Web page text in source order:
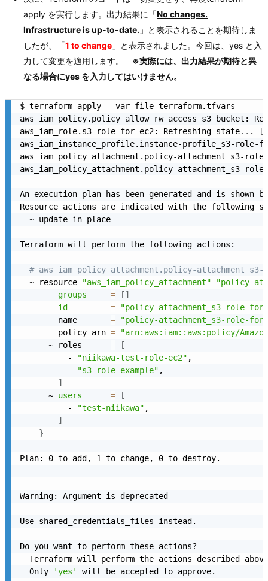
apply を実行します。出力結果に「No changes.
Infrastructure is up-to-date. 」と表示されることを期待しま
したが、「1 to change 」と表示されました。今回は、yes と入
力して変更を適用します。 ※実際には、出力結果が期待と異
なる場合にyes を入力してはいけません。
$ terraform apply --var-file=terraform.tfvars
aws_iam_policy.policy_allow_rw_access_s3_bucket:
aws_iam_role.s3-role-for-ec2: Refreshing state.. . [
aws_iam_instance_profile.instance-profile_s3-role-
aws_iam_policy_attachment.policy-attachment_s3-
aws_iam_policy_attachment.policy-attachment_s3-
An execution plan has been generated and is shown
Resource actions are indicated with the following
  ~ update in-place
Terraform will perform the following actions:
# aws_iam_policy_attachment.policy-
  ~ resource
"aws_iam_policy_attachment"
"policy-
groups
= [ ]
id
=
"policy-attachment_s3-role-for-
        name
=
"policy-attachment_s3-role-for-
        policy_arn
=
"arn:aws:iam::aws:policy/
      ~ roles
=
[
          -
"niikawa-test-role-ec2" ,
"s3-role-example" ,
]
      ~
users =
[
          -
"test-niikawa" ,
]
}
Plan: 0 to add, 1 to change, 0 to destroy.
Warning: Argument is deprecated
Use shared_credentials_files instead.
Do you want to perform these actions?
Terraform will perform the actions described
  Only
'yes' will be accepted to approve.